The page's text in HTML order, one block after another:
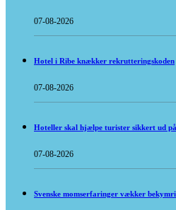
07-08-2026
Hotel i Ribe knækker rekrutteringskoden
07-08-2026
Hoteller skal hjælpe turister sikkert ud
07-08-2026
Svenske momserfaringer vækker